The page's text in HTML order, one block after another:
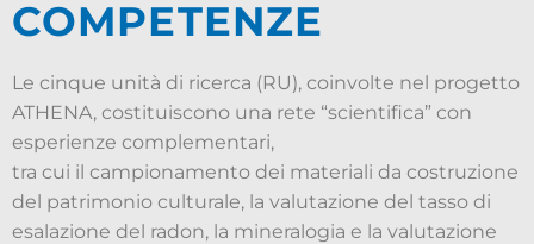
COMPETENZE
Le cinque unità di ricerca (RU), coinvolte nel progetto
ATHENA, costituiscono una rete “scientifica” con
esperienze complementari,
tra cui il campionamento dei materiali da costruzione
del patrimonio culturale, la valutazione del tasso di
esalazione del radon, la mineralogia e la valutazione